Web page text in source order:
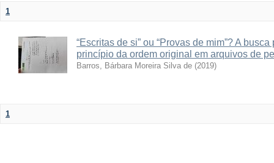
1
“Escritas de si” ou “Provas de mim”? A
princípio da ordem original em arquivos de
Barros, Bárbara Moreira Silva de (2019)
1